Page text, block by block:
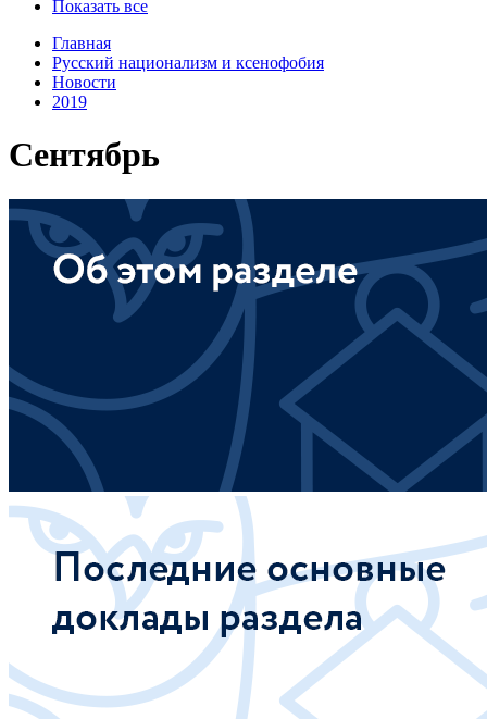
Показать все
Главная
Русский национализм и ксенофобия
Новости
2019
Сентябрь